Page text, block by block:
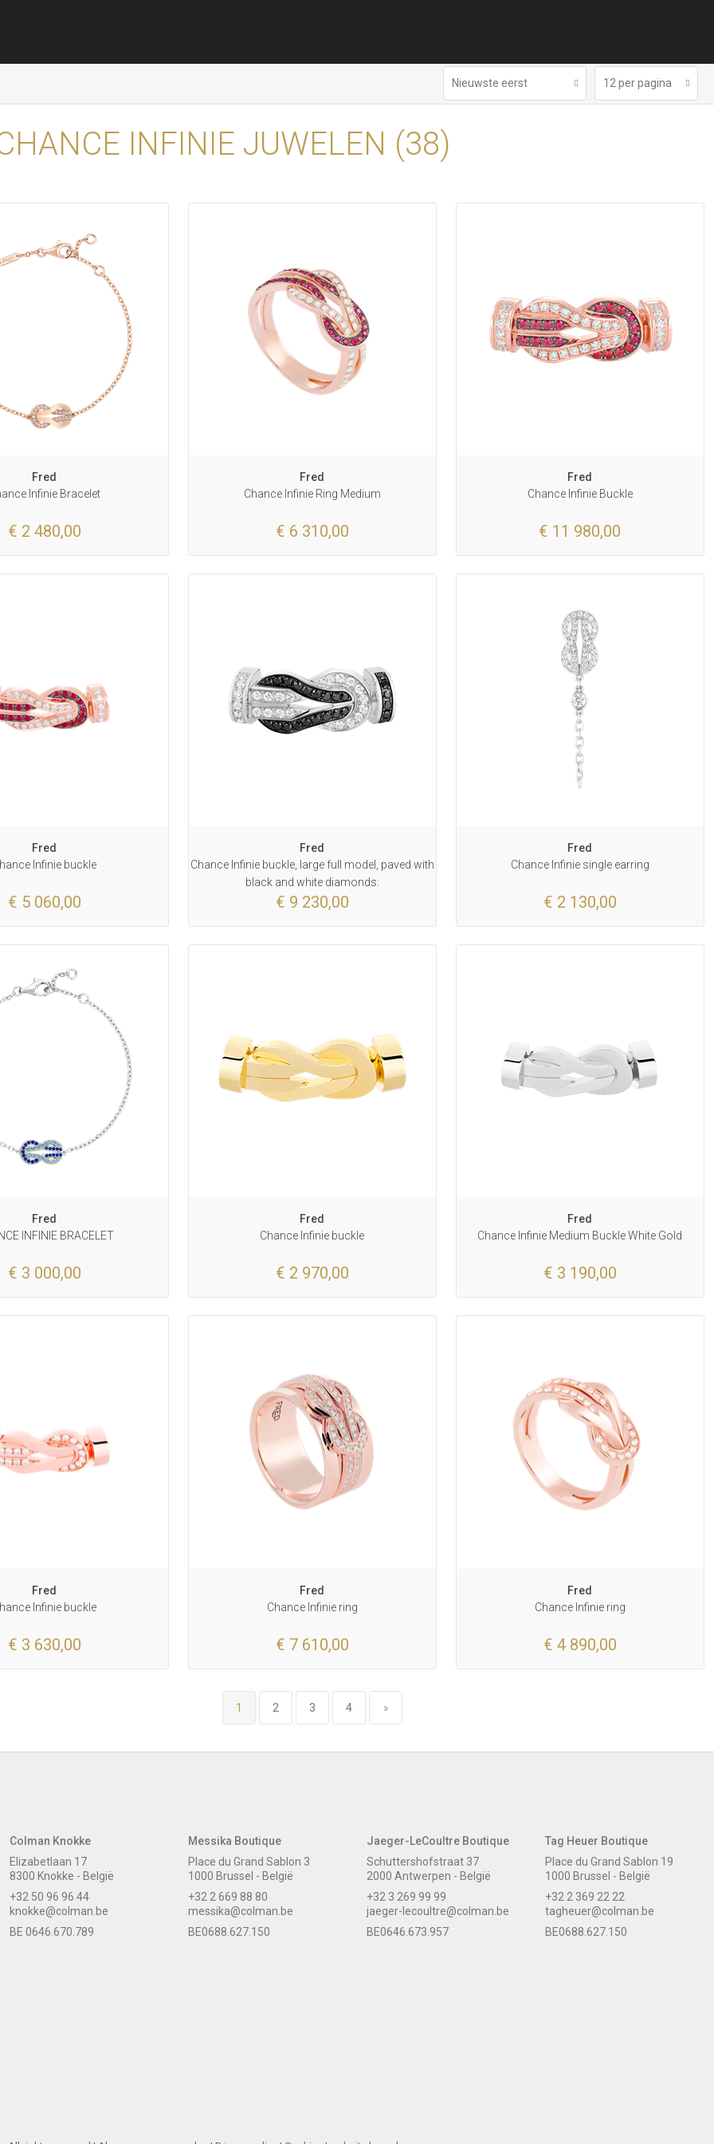
Nieuwste eerst 12 per pagina
INFINIE JUWELEN (38)
Fred
Infinie Bracelet
€ 2 480,00
Fred
Chance Infinie Ring Medium
€ 6 310,00
Fred
Chance Infinie Buckle
€ 11 980,00
Fred
Infinie buckle
€ 5 060,00
Fred
Chance Infinie buckle, large full model, paved with
black and white diamonds:
€ 9 230,00
Fred
Chance Infinie single earring
€ 2 130,00
Fred
INFINIE BRACELET
€ 3 000,00
Fred
Chance Infinie buckle
€ 2 970,00
Fred
Chance Infinie Medium Buckle White Gold
€ 3 190,00
Fred
Infinie buckle
€ 3 630,00
Fred
Chance Infinie ring
€ 7 610,00
Fred
Chance Infinie ring
€ 4 890,00
1 2 3 4 »
Colman Knokke
Elizabetlaan 17
8300 Knokke - België
+32 50 96 96 44
knokke@colman.be
BE 0646.670.789
Messika Boutique
Place du Grand Sablon 3
1000 Brussel - België
+32 2 669 88 80
messika@colman.be
BE0688.627.150
Jaeger-LeCoultre Boutique
Schuttershofstraat 37
2000 Antwerpen - België
+32 3 269 99 99
jaeger-lecoultre@colman.be
BE0646.673.957
Tag Heuer Boutique
Place du Grand Sablon 19
1000 Brussel - België
+32 2 369 22 22
tagheuer@colman.be
BE0688.627.150